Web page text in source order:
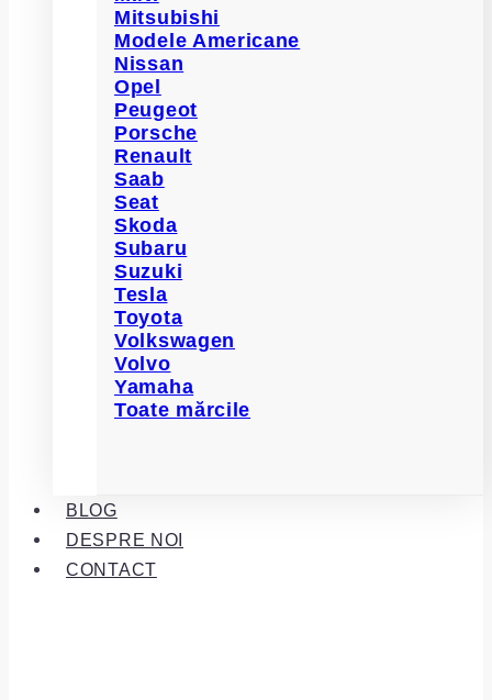
Mitsubishi
Modele Americane
Nissan
Opel
Peugeot
Porsche
Renault
Saab
Seat
Skoda
Subaru
Suzuki
Tesla
Toyota
Volkswagen
Volvo
Yamaha
Toate mărcile
BLOG
DESPRE NOI
CONTACT